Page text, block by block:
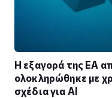
Η εξαγορά της EA
ολοκληρώθηκε με
σχέδια για AI